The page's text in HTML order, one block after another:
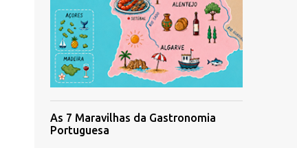
As 7 Maravilhas da Gastronomia
Portuguesa